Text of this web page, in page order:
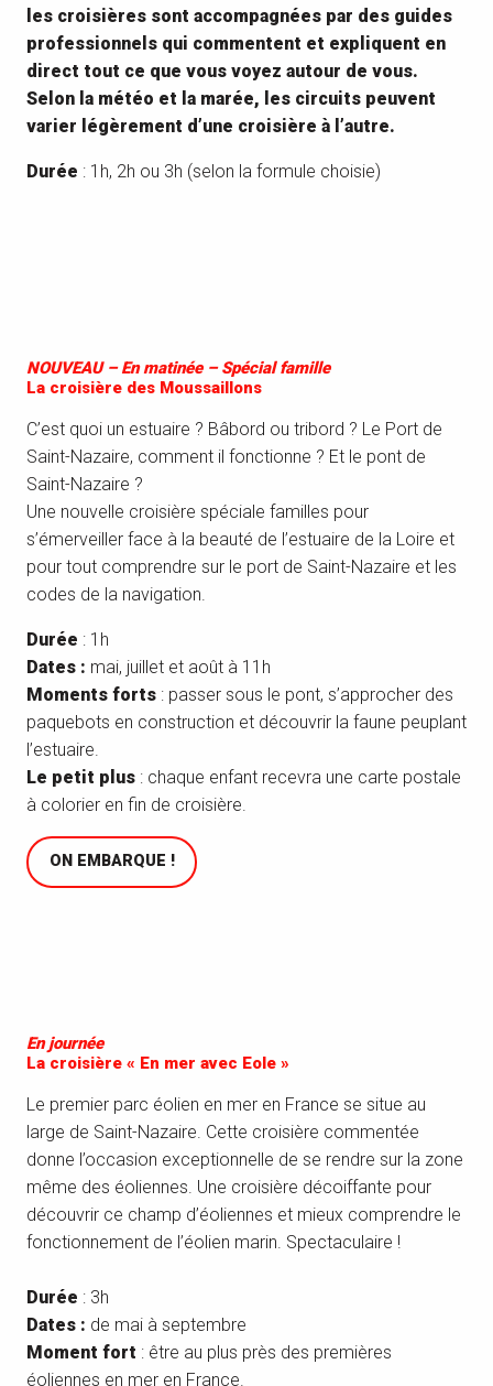
les croisières sont accompagnées par des guides
professionnels qui commentent et expliquent en
direct tout ce que vous voyez autour de vous.
Selon la météo et la marée, les circuits peuvent
varier légèrement d’une croisière à l’autre.
Durée : 1h, 2h ou 3h (selon la formule choisie)
NOUVEAU – En matinée – Spécial famille
La croisière des Moussaillons
C’est quoi un estuaire ? Bâbord ou tribord ? Le Port de
Saint-Nazaire, comment il fonctionne ? Et le pont de
Saint-Nazaire ?
Une nouvelle croisière spéciale familles pour
s’émerveiller face à la beauté de l’estuaire de la Loire et
pour tout comprendre sur le port de Saint-Nazaire et les
codes de la navigation.
Durée : 1h
Dates : mai, juillet et août à 11h
Moments forts : passer sous le pont, s’approcher des
paquebots en construction et découvrir la faune peuplant
l’estuaire.
Le petit plus : chaque enfant recevra une carte postale
à colorier en fin de croisière.
ON EMBARQUE !
En journée
La croisière « En mer avec Eole »
Le premier parc éolien en mer en France se situe au
large de Saint-Nazaire. Cette croisière commentée
donne l’occasion exceptionnelle de se rendre sur la zone
même des éoliennes. Une croisière décoiffante pour
découvrir ce champ d’éoliennes et mieux comprendre le
fonctionnement de l’éolien marin. Spectaculaire !
Durée : 3h
Dates : de mai à septembre
Moment fort : être au plus près des premières
éoliennes en mer en France.